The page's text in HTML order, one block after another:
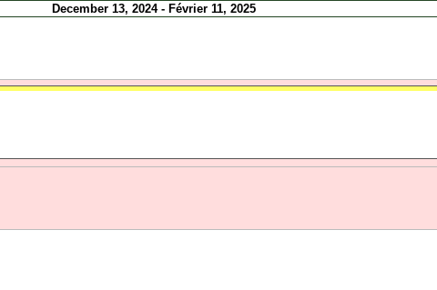
December 13, 2024 - Février 11, 2025